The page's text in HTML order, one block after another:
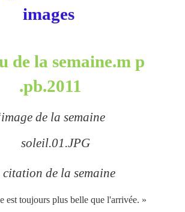
images
de la semaine
de la semaine
est toujours plus belle que l'arrivée. »